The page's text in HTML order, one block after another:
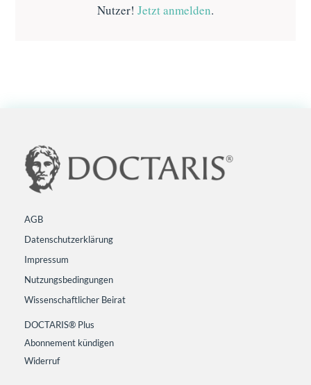
Nutzer! Jetzt anmelden.
AGB
Datenschutzerklärung
Impressum
Nutzungsbedingungen
Wissenschaftlicher Beirat
DOCTARIS® Plus
Abonnement kündigen
Widerruf